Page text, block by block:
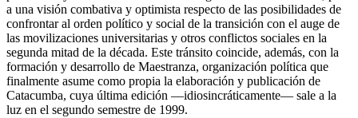
a una visión combativa y optimista respecto de las posibilidades de
confrontar al orden político y social de la transición con el auge de
las movilizaciones universitarias y otros conflictos sociales en la
segunda mitad de la década. Este tránsito coincide, además, con la
formación y desarrollo de Maestranza, organización política que
finalmente asume como propia la elaboración y publicación de
Catacumba, cuya última edición —idiosincráticamente— sale a la
luz en el segundo semestre de 1999.